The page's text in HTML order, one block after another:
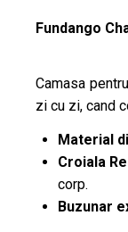
Fundango
Camasa
zi cu zi, cand
Material
Croiala
corp.
Buzunar